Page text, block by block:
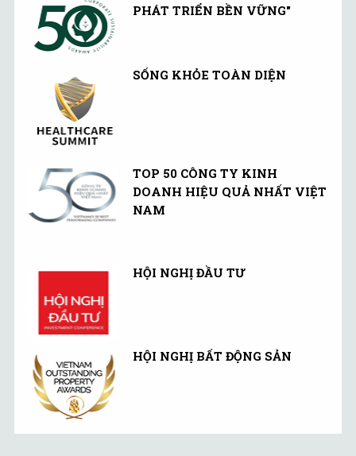
PHÁT TRIỂN BỀN VỮNG"
SỐNG KHỎE TOÀN DIỆN
TOP 50 CÔNG TY KINH
DOANH HIỆU QUẢ NHẤT VIỆT
NAM
HỘI NGHỊ ĐẦU TƯ
HỘI NGHỊ BẤT ĐỘNG SẢN